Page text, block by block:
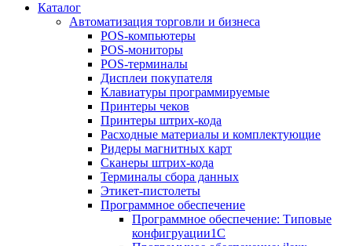
Каталог
Автоматизация торговли и бизнеса
POS-компьютеры
POS-мониторы
POS-терминалы
Дисплеи покупателя
Клавиатуры программируемые
Принтеры чеков
Принтеры штрих-кода
Расходные материалы и комплектующие
Ридеры магнитных карт
Сканеры штрих-кода
Терминалы сбора данных
Этикет-пистолеты
Программное обеспечение
Программное обеспечение: Типовые
конфигруации1С